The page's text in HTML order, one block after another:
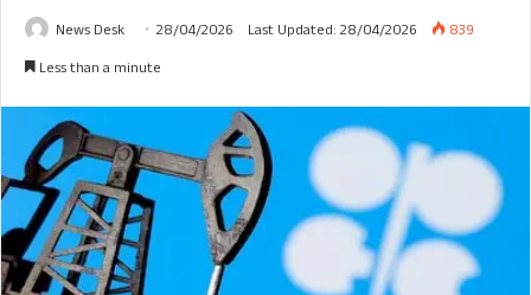
News Desk 28/04/2026 Last Updated: 28/04/2026
839
Less than a minute